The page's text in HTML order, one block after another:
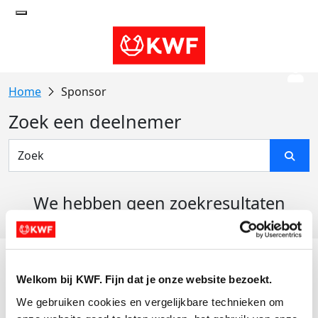
Welkom bij KWF. Fijn dat je onze website bezoekt.
We gebruiken cookies en vergelijkbare technieken om
Sponsor
Zoek een deelnemer
We hebben geen zoekresultaten
Actiematerialen
Evenementen